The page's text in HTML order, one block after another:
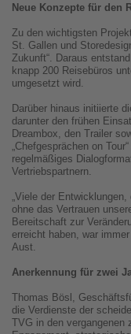
Neue Konzepte für den
Zu den wichtigsten
St. Gallen und
Zukunft“. Daraus
knapp 200 Reisebüros
umgesetzt wird.
Darüber hinaus initiierte
darunter den frühen
Dreambox, den Trailer
„Chefgesprächen on
regelmäßiges
Vertriebspartnern.
„Viele der
ohne das Vertrauen
Bereitschaft zur
erreicht haben, war
Aust.
Anerkennung für zwei
Thomas Bösl,
die Verdienste der
TVG in den vergangenen